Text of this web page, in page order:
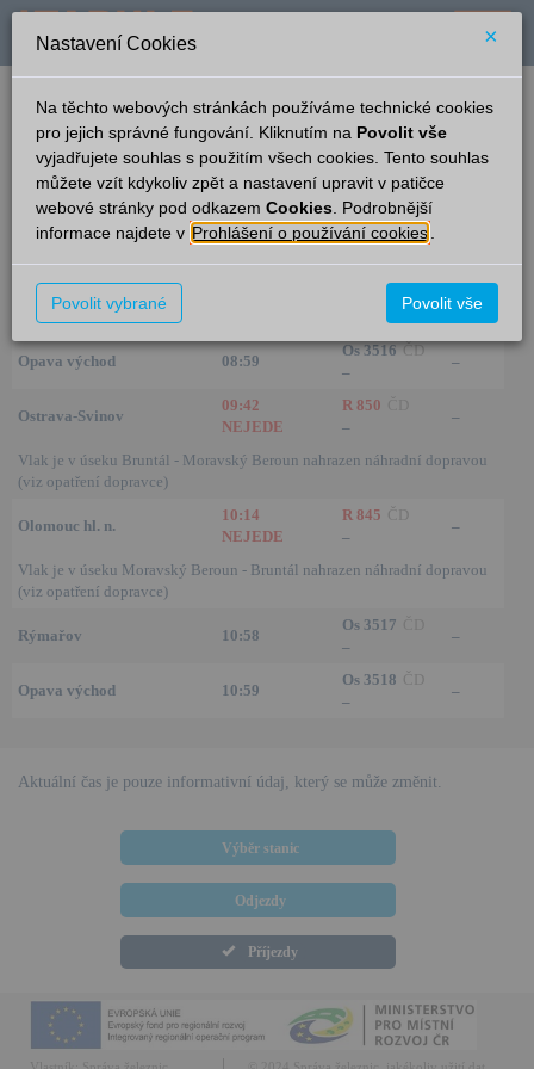
verze: 2.0.6 podpora: help-tabule@oltis.cz
English
Příjezdy
Valšov
Ze směru Čas/Aktuální Vlak/Linka Kolej
Rýmařov
ČD
–
Opava východ 08:59
Os 3516 ČD
–
–
Ostrava-Svinov
09:42
NEJEDE
R 850
–
–
Vlak je v úseku Bruntál - Moravský Beroun nahrazen náhradní dopravou
(viz opatření dopravce)
Olomouc hl. n.
10:14
NEJEDE
R 845 ČD
–
–
Vlak je v úseku Moravský Beroun - Bruntál nahrazen náhradní dopravou
(viz opatření dopravce)
Rýmařov 10:58
Os 3517
–
–
Opava východ 10:59
Os 3518 ČD
–
–
Aktuální čas je pouze informativní údaj, který se může změnit.
Výběr stanic
Odjezdy
Příjezdy
Nastavení Cookies ×
Na těchto webových stránkách používáme technické cookies
pro jejich správné fungování. Kliknutím na Povolit vše
vyjadřujete souhlas s použitím všech cookies. Tento souhlas
můžete vzít kdykoliv zpět a nastavení upravit v patičce
webové stránky pod odkazem Cookies . Podrobnější
informace najdete v Prohlášení o používání cookies
Povolit vybrané Povolit vše